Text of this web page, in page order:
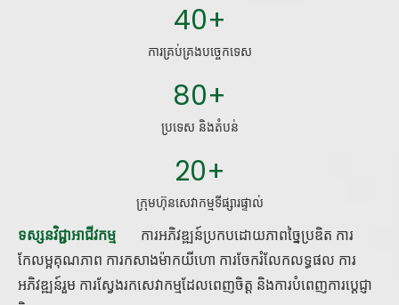
40+
ការគ្រប់គ្រងបច្ចេកទេស
80+
ប្រទេស និងតំបន់
20+
ក្រុមហ៊ុនសេវាកម្មទីផ្សារផ្ទាល់
ទស្សនវិជ្ជាអាជីវកម្ម
ការអភិវឌ្ឍន៍ប្រកបដោយភាពច្នៃប្រឌិត ការ
កែលម្អគុណភាព ការកសាងម៉ាកយីហោ ការចែករំលែកលទ្ធផល ការ
អភិវឌ្ឍន៍រួម ការស្វែងរកសេវាកម្មដែលពេញចិត្ត និងការបំពេញការប្តេជ្ញា